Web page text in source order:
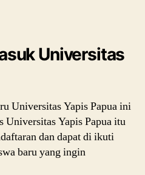
Universitas
Universitas Yapis Papua ini
Universitas Yapis Papua itu
dan dapat di ikuti
baru yang ingin